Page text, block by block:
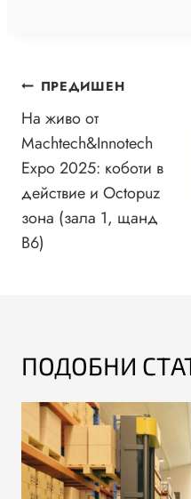
НАВИГАЦИЯ
ПРЕДИШЕН
На живо от
Machtech&Innotech
Expo 2025: коботи в
действие и Octopuz
зона (зала 1, щанд
B6)
ПОДОБНИ